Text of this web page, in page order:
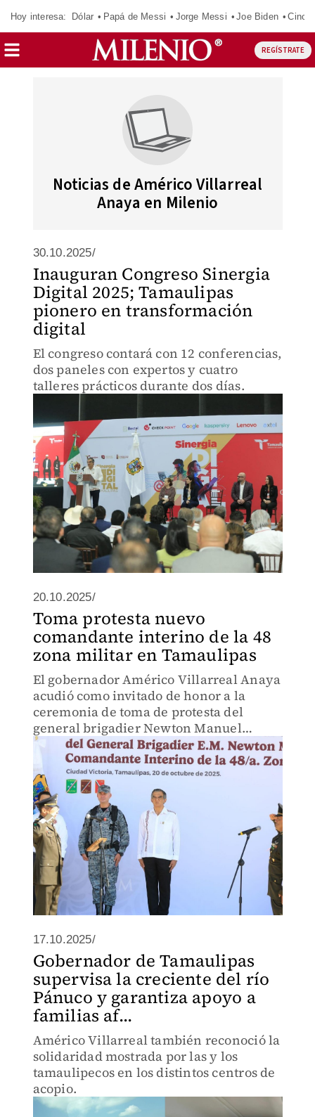
Hoy interesa: Dólar Papá de Messi Jorge Messi Joe Biden
REGÍSTRATE
Noticias de Américo Villarreal
Anaya en Milenio
30.10.2025/
Inauguran Congreso Sinergia
Digital 2025; Tamaulipas
pionero en transformación
digital
El congreso contará con 12 conferencias,
dos paneles con expertos y cuatro
talleres prácticos durante dos días.
20.10.2025/
Toma protesta nuevo
comandante interino de la 48
zona militar en Tamaulipas
El gobernador Américo Villarreal Anaya
acudió como invitado de honor a la
ceremonia de toma de protesta del
general brigadier Newton Manuel
Chávez Baños
17.10.2025/
Gobernador de Tamaulipas
supervisa la creciente del río
Pánuco y garantiza apoyo a
familias af...
Américo Villarreal también reconoció la
solidaridad mostrada por las y los
tamaulipecos en los distintos centros de
acopio.